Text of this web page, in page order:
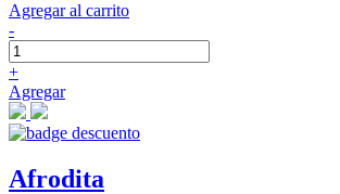
Agregar al carrito
-
+
Agregar
Afrodita